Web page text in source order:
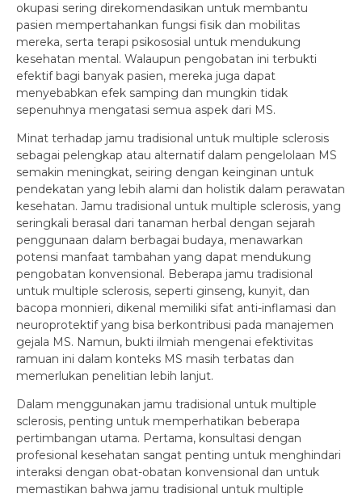
okupasi sering direkomendasikan untuk membantu
pasien mempertahankan fungsi fisik dan mobilitas
mereka, serta terapi psikososial untuk mendukung
kesehatan mental. Walaupun pengobatan ini terbukti
efektif bagi banyak pasien, mereka juga dapat
menyebabkan efek samping dan mungkin tidak
sepenuhnya mengatasi semua aspek dari MS.
Minat terhadap jamu tradisional untuk multiple sclerosis
sebagai pelengkap atau alternatif dalam pengelolaan MS
semakin meningkat, seiring dengan keinginan untuk
pendekatan yang lebih alami dan holistik dalam perawatan
kesehatan. Jamu tradisional untuk multiple sclerosis, yang
seringkali berasal dari tanaman herbal dengan sejarah
penggunaan dalam berbagai budaya, menawarkan
potensi manfaat tambahan yang dapat mendukung
pengobatan konvensional. Beberapa jamu tradisional
untuk multiple sclerosis, seperti ginseng, kunyit, dan
bacopa monnieri, dikenal memiliki sifat anti-inflamasi dan
neuroprotektif yang bisa berkontribusi pada manajemen
gejala MS. Namun, bukti ilmiah mengenai efektivitas
ramuan ini dalam konteks MS masih terbatas dan
memerlukan penelitian lebih lanjut.
Dalam menggunakan jamu tradisional untuk multiple
sclerosis, penting untuk memperhatikan beberapa
pertimbangan utama. Pertama, konsultasi dengan
profesional kesehatan sangat penting untuk menghindari
interaksi dengan obat-obatan konvensional dan untuk
memastikan bahwa jamu tradisional untuk multiple